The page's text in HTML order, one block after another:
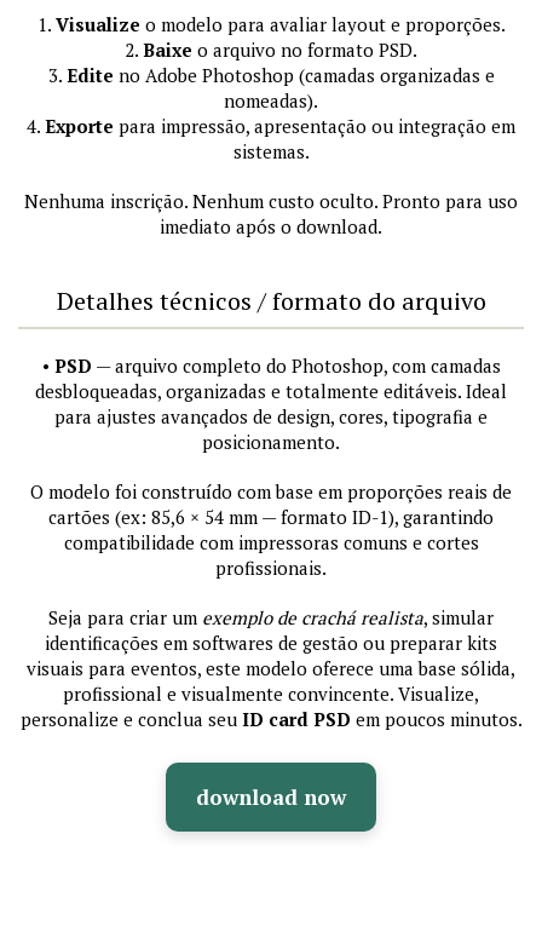
1. Visualize o modelo para avaliar layout e proporções.
2. Baixe o arquivo no formato PSD.
3. Edite no Adobe Photoshop (camadas organizadas e
nomeadas).
4. Exporte para impressão, apresentação ou integração em
sistemas.
Nenhuma inscrição. Nenhum custo oculto. Pronto para uso
imediato após o download.
Detalhes técnicos / formato do arquivo
• PSD — arquivo completo do Photoshop, com camadas
desbloqueadas, organizadas e totalmente editáveis. Ideal
para ajustes avançados de design, cores, tipografia e
posicionamento.
O modelo foi construído com base em proporções reais de
cartões (ex: 85,6 × 54 mm — formato ID-1), garantindo
compatibilidade com impressoras comuns e cortes
profissionais.
Seja para criar um exemplo de crachá realista, simular
identificações em softwares de gestão ou preparar kits
visuais para eventos, este modelo oferece uma base sólida,
profissional e visualmente convincente. Visualize,
personalize e conclua seu ID card PSD em poucos minutos.
download now